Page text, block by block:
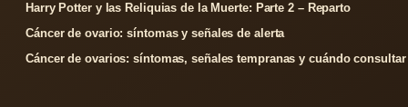
Harry Potter y las Reliquias de la Muerte: Parte 2 – Reparto
Cáncer de ovario: síntomas y señales de alerta
Cáncer de ovarios: síntomas, señales tempranas y cuándo consultar